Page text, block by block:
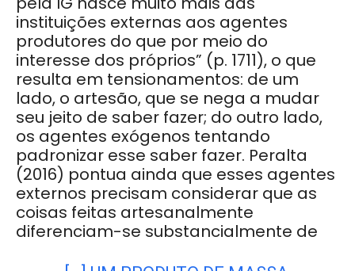
instituições externas aos agentes
produtores do que por meio do
interesse dos próprios” (p. 1711), o que
resulta em tensionamentos: de um
lado, o artesão, que se nega a mudar
seu jeito de saber fazer; do outro lado,
os agentes exógenos tentando
padronizar esse saber fazer. Peralta
(2016) pontua ainda que esses agentes
externos precisam considerar que as
coisas feitas artesanalmente
diferenciam-se substancialmente de